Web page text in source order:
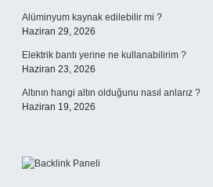
Alüminyum kaynak edilebilir mi ?
Haziran 29, 2026
Elektrik bantı yerine ne kullanabilirim ?
Haziran 23, 2026
Altının hangi altın olduğunu nasıl anlarız ?
Haziran 19, 2026